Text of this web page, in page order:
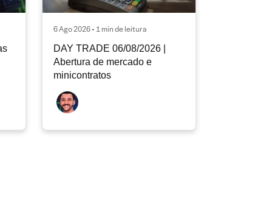
6 Ago 2026 • 1 min de leitura
DAY TRADE 06/08/2026 |
Abertura de mercado e
minicontratos